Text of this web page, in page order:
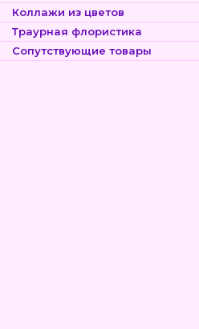
Коллажи из цветов
Траурная флористика
Сопутствующие товары